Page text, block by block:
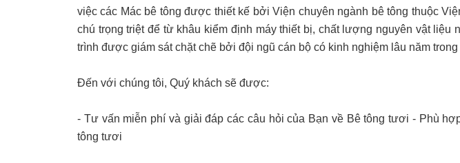
việc các Mác bê tông được thiết kế bởi Viện chuyên ngành bê tông thuộc
chú trọng triệt để từ khâu kiểm định máy thiết bị, chất lượng nguyên vật
trình được giám sát chặt chẽ bởi đội ngũ cán bộ có kinh nghiệm lâu năm
Đến với chúng tôi, Quý khách sẽ được:
- Tư vấn miễn phí và giải đáp các câu hỏi của Bạn về Bê tông tươi - Phù
tông tươi